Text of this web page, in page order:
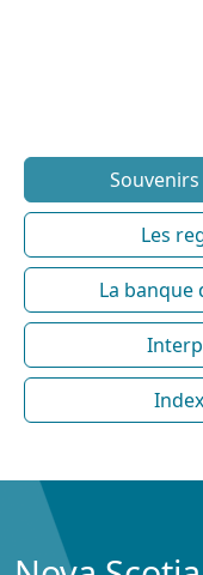
Les
La banque